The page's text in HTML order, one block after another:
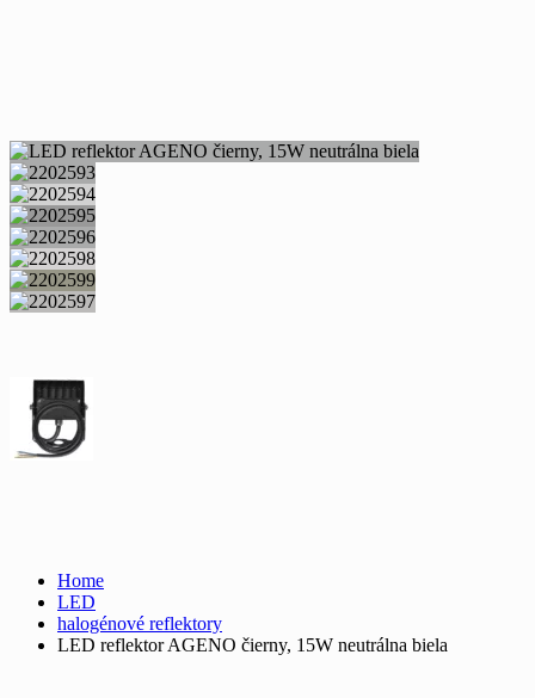
Home
LED
halogénové reflektory
LED reflektor AGENO čierny, 15W neutrálna biela